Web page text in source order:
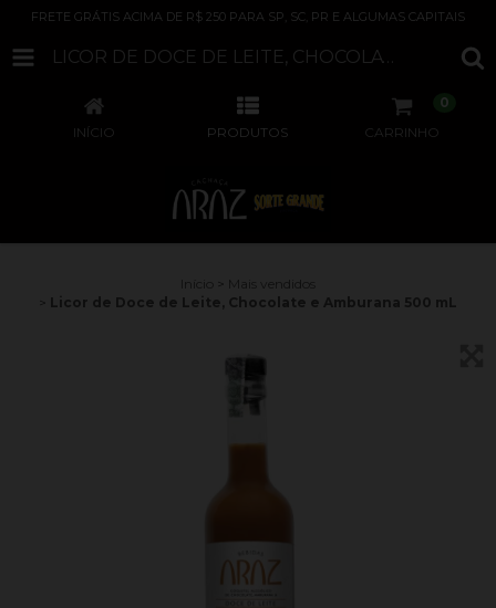
FRETE GRÁTIS ACIMA DE R$ 250 PARA SP, SC, PR E ALGUMAS CAPITAIS
LICOR DE DOCE DE LEITE, CHOCOLATE E AMBURANA 500 ML
INÍCIO PRODUTOS CARRINHO
0
Mais vendidos
Licor de Doce de Leite, Chocolate e Amburana 500 mL